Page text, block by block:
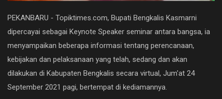
Hukrim
Politik
Ekonomi
Galeri
PEKANBARU - Topiktimes.com, Bupati Bengkalis Kasmarni
dipercayai sebagai Keynote Speaker seminar antara bangsa, ia
menyampaikan beberapa informasi tentang perencanaan,
kebijakan dan pelaksanaan yang telah, sedang dan akan
dilakukan di Kabupaten Bengkalis secara virtual, Jum'at 24
September 2021 pagi, bertempat di kediamannya.